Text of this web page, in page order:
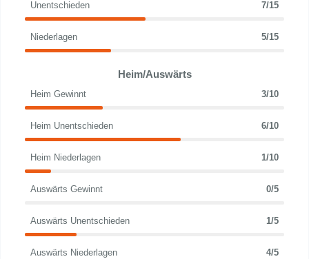
Unentschieden 7/15
Niederlagen 5/15
Heim/Auswärts
Heim Gewinnt 3/10
Heim Unentschieden 6/10
Heim Niederlagen 1/10
Auswärts Gewinnt 0/5
Auswärts Unentschieden 1/5
Auswärts Niederlagen 4/5